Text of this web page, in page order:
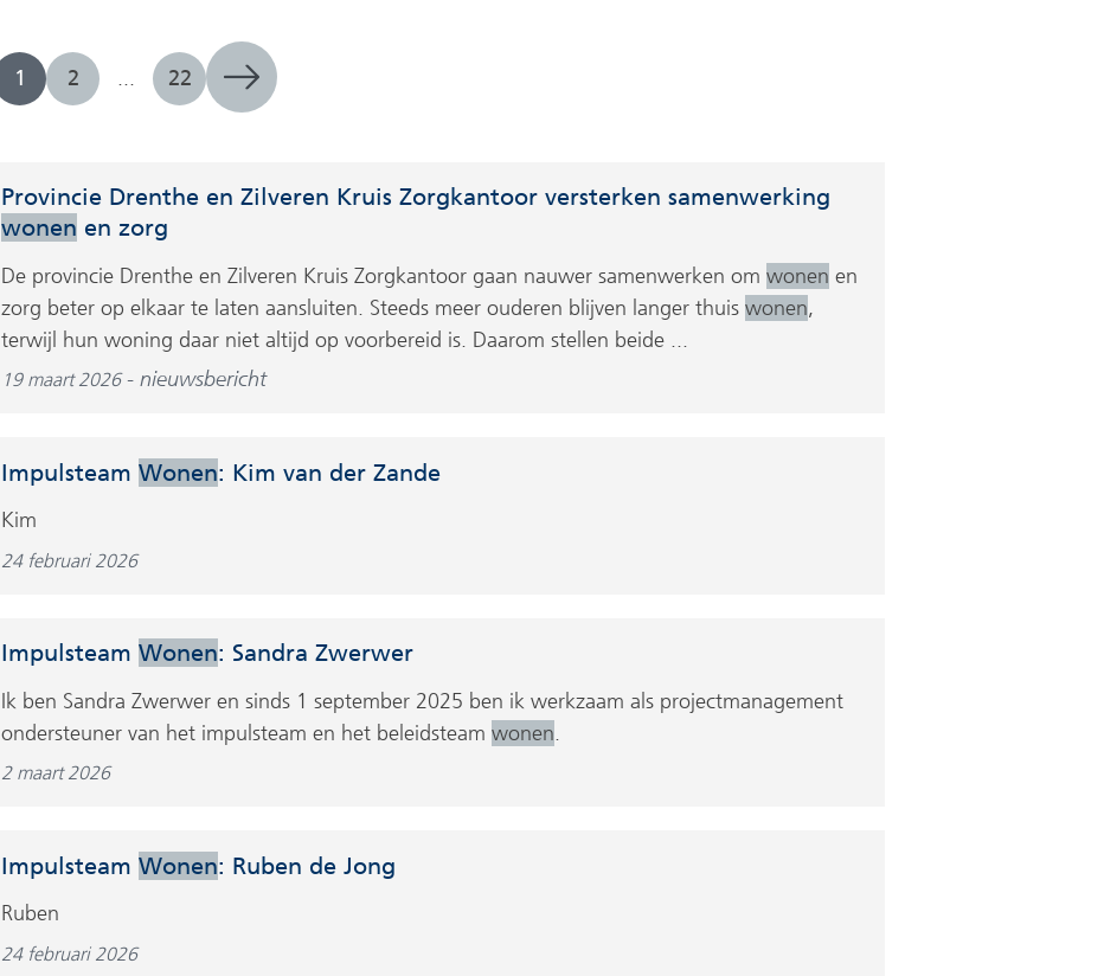
1 2 ... 22
Provincie Drenthe en Zilveren Kruis Zorgkantoor versterken samenwerking
wonen en zorg
De provincie Drenthe en Zilveren Kruis Zorgkantoor gaan nauwer samenwerken om wonen en
zorg beter op elkaar te laten aansluiten. Steeds meer ouderen blijven langer thuis wonen,
terwijl hun woning daar niet altijd op voorbereid is. Daarom stellen beide ...
19 maart 2026 nieuwsbericht
Impulsteam Wonen: Kim van der Zande
Kim
24 februari 2026
Impulsteam Wonen: Sandra Zwerwer
Ik ben Sandra Zwerwer en sinds 1 september 2025 ben ik werkzaam als projectmanagement
ondersteuner van het impulsteam en het beleidsteam wonen.
2 maart 2026
Impulsteam Wonen: Ruben de Jong
Ruben
24 februari 2026